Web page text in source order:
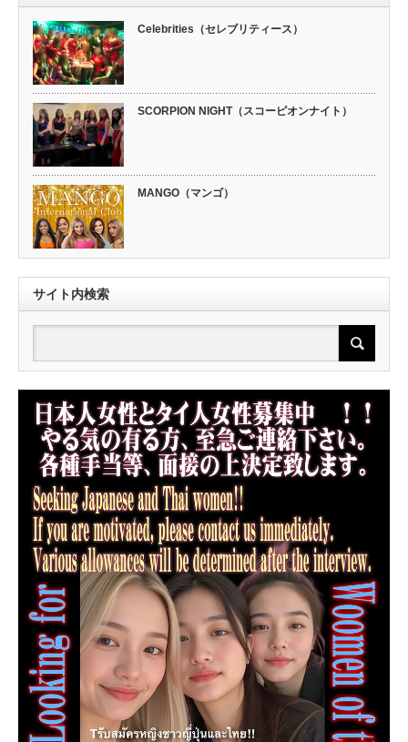
Celebrities（セレブリティース）
SCORPION NIGHT（スコーピオンナイト）
MANGO（マンゴ）
サイト内検索